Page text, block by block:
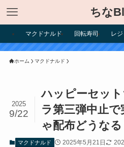
ちな
マクドナルド 回転寿司 レ
ホーム マクドナルド
ハッピーセッ
ラ第三弾中止
ゃ配布どうなる
2025
9/22
マクドナルド 2025年5月21日